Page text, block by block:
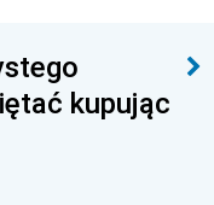
kupując